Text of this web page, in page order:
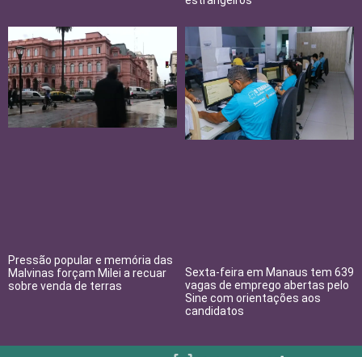
Pressão popular e memória das
Malvinas forçam Milei a recuar
sobre venda de terras
Sexta-feira em Manaus tem 639
vagas de emprego abertas pelo
Sine com orientações aos
candidatos